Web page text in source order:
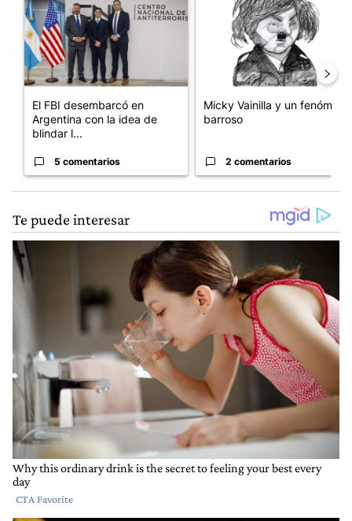
El FBI desembarcó en
Argentina con la idea de
blindar l...
5 comentarios
Micky Vainilla y un fenómeno
barroso
2 comentarios